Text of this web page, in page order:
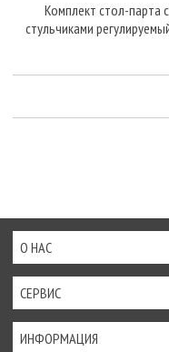
Комплект стол-парта
стульчиками
О НАС
СЕРВИС
ИНФОРМАЦИЯ